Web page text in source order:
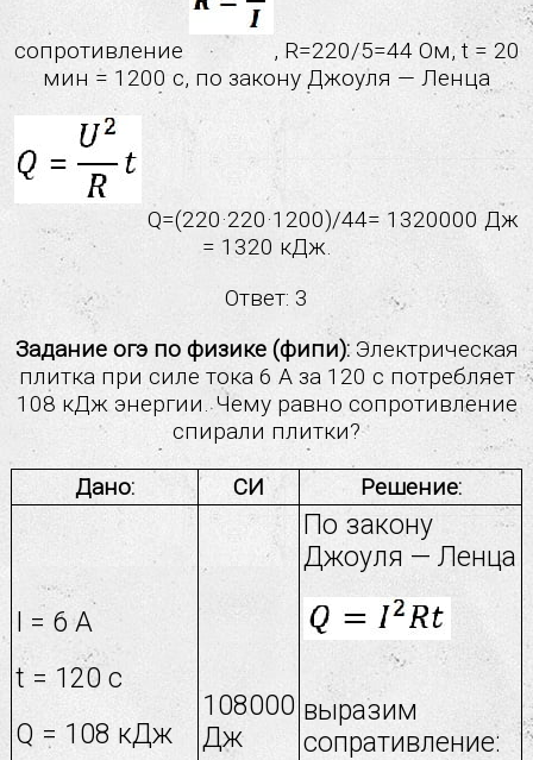
сопротивление
, R=220/5=44 Ом, t = 20
мин = 1200 с, по закону Джоуля — Ленца
Q=(220·220·1200)/44= 1320000 Дж
= 1320 кДж.
Ответ: 3
Задание огэ по физике (фипи):Электрическая
плитка при силе тока 6 А за 120 с потребляет
108 кДж энергии. Чему равно сопротивление
спирали плитки?
Дано: СИ Решение:
I = 6 A
t = 120 c
Q = 108 кДж
108000
Дж
По закону
Джоуля — Ленца
выразим
сопративление: